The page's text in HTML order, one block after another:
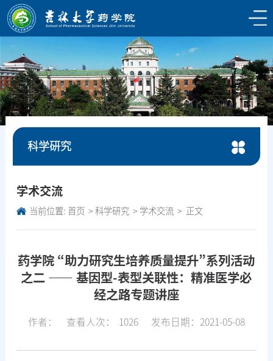
科学研究
学术交流
当前位置: 首页 科学研究 学术交流 正文
药学院 “助力研究生培养质量提升”系列活动
之二 —— 基因型-表型关联性：精准医学必
经之路专题讲座
作者： 查看人次： 1026 发布日期：2021-05-08